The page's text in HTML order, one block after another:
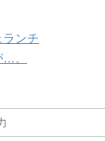
ンチ
。